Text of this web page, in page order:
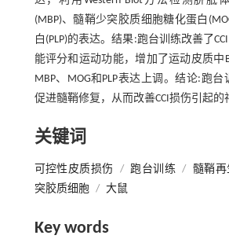
(MBP)、髓鞘少突胶质细胞糖化蛋白
白(PLP)的表达。结果:跑台训练改善了
能评分和运动功能，增加了运动皮质中
MBP、MOG和PLP表达上调。结论:跑台
促进髓鞘修复，从而改善CCI损伤引起的
关键词
可控性皮质损伤 / 跑台训练 / 髓鞘再
突胶质细胞 / 大鼠
Key words